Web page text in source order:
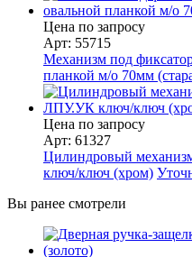
Цена по запросу
Арт: 55715
Механизм под
планкой м/о 70мм
Цена по запросу
Арт: 61327
Цилиндровый
ключ/ключ (хром)
Вы ранее смотрели